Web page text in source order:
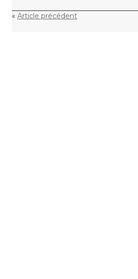
« Article précédent